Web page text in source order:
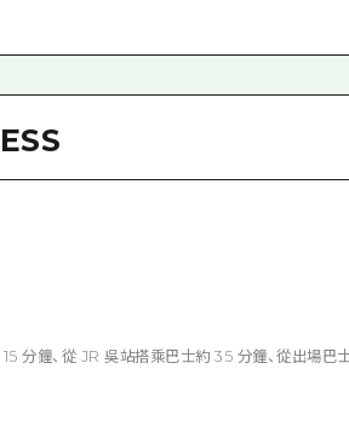
分鐘、從 JR 吳站搭乘巴士約 35 分鐘、從出場巴